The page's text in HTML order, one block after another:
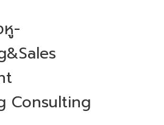
-
Consulting